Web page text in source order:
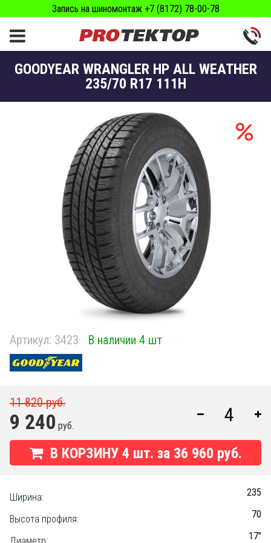
Запись на шиномонтаж +7 (8172) 78-00-78
GOODYEAR WRANGLER HP ALL WEATHER
235/70 R17 111H
Артикул: 3423 В наличии 4 шт
11 820 руб.
9 240 руб.
В КОРЗИНУ 4 шт. за 36 960 руб.
Ширина: 235
Высота профиля: 70
17"